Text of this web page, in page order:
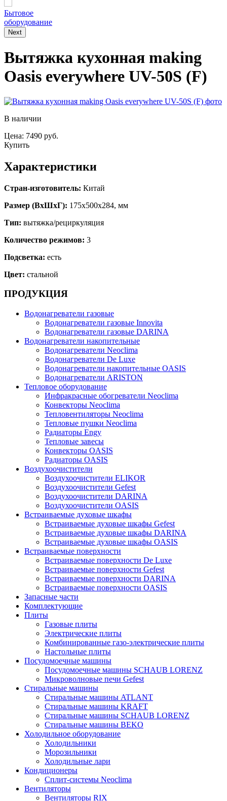
Бытовое
оборудование
Next
Вытяжка кухонная making
Оasis everywhere UV-50S (F)
В наличии
Цена: 7490 руб.
Купить
Характеристики
Стран-изготовитель: Китай
Размер (ВхШхГ): 175х500х284, мм
Тип: вытяжка/рециркуляция
Количество режимов: 3
Подсветка: есть
Цвет: стальной
ПРОДУКЦИЯ
Водонагреватели газовые
Водонагреватели газовые Innovita
Водонагреватели газовые DARINA
Водонагреватели накопительные
Водонагреватели Neoclima
Водонагреватели De Luxe
Водонагреватели накопительные OASIS
Водонагреватели ARISTON
Тепловое оборудование
Инфракрасные обогреватели Neoclima
Конвекторы Neoclima
Тепловентиляторы Neoclima
Тепловые пушки Neoclima
Радиаторы Engy
Тепловые завесы
Конвекторы OASIS
Радиаторы OASIS
Воздухоочистители
Воздухоочистители ELIKOR
Воздухоочистители Gefest
Воздухоочистители DARINA
Воздухоочистители OASIS
Встраиваемые духовые шкафы
Встраиваемые духовые шкафы Gefest
Встраиваемые духовые шкафы DARINA
Встраиваемые духовые шкафы OASIS
Встраиваемые поверхности
Встраиваемые поверхности De Luxe
Встраиваемые поверхности Gefest
Встраиваемые поверхности DARINA
Встраиваемые поверхности OASIS
Запасные части
Комплектующие
Плиты
Газовые плиты
Электрические плиты
Комбинированные газо-электрические плиты
Настольные плиты
Посудомоечные машины
Посудомоечные машины SCHAUB LORENZ
Микроволновые печи Gefest
Стиральные машины
Стиральные машины ATLANT
Стиральные машины KRAFT
Стиральные машины SCHAUB LORENZ
Стиральные машины BEKO
Холодильное оборудование
Холодильники
Морозильники
Холодильные лари
Кондиционеры
Сплит-системы Neoclima
Вентиляторы
Вентиляторы RIX